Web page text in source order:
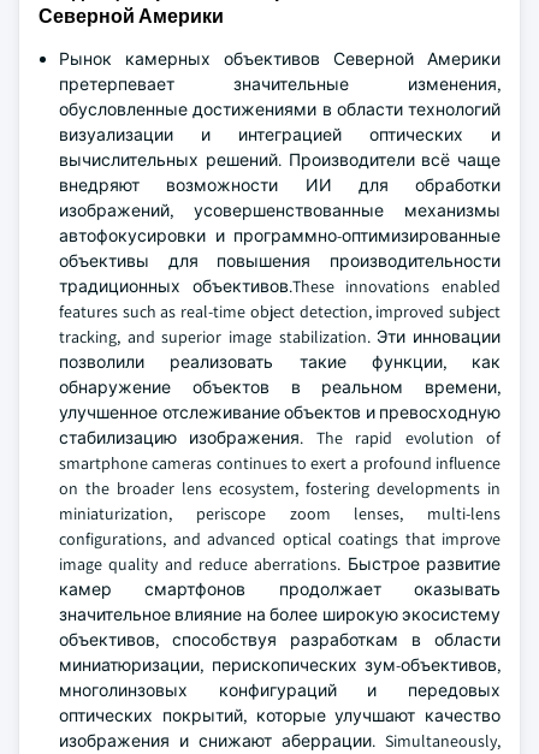
Северной Америки
Рынок камерных объективов Северной Америки
претерпевает значительные изменения,
обусловленные достижениями в области технологий
визуализации и интеграцией оптических и
вычислительных решений. Производители всё чаще
внедряют возможности ИИ для обработки
изображений, усовершенствованные механизмы
автофокусировки и программно-оптимизированные
объективы для повышения производительности
традиционных объективов.These innovations enabled
features such as real-time object detection, improved subject
tracking, and superior image stabilization. Эти инновации
позволили реализовать такие функции, как
обнаружение объектов в реальном времени,
улучшенное отслеживание объектов и превосходную
стабилизацию изображения. The rapid evolution of
smartphone cameras continues to exert a profound influence
on the broader lens ecosystem, fostering developments in
miniaturization, periscope zoom lenses, multi-lens
configurations, and advanced optical coatings that improve
image quality and reduce aberrations. Быстрое развитие
камер смартфонов продолжает оказывать
значительное влияние на более широкую экосистему
объективов, способствуя разработкам в области
миниатюризации, перископических зум-объективов,
многолинзовых конфигураций и передовых
оптических покрытий, которые улучшают качество
изображения и снижают аберрации. Simultaneously,